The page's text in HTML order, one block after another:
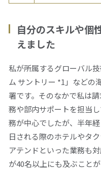
自分のスキルや個
えました
私が所属するグローバル
ム サントリー *1」などの
署です。そのなかで私は
務や部内サポートを担当
務が中心でしたが、半年
日される際のホテルやタ
アテンドといった業務も
が40名以上にも及ぶこと